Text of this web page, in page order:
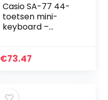
Casio SA-77 44-
toetsen mini-
keyboard –
piano voor
€73.47